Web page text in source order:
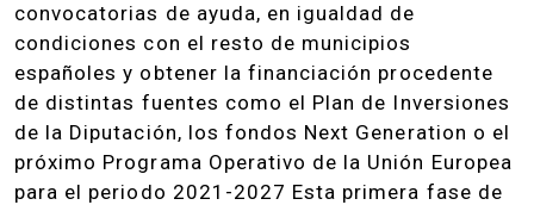
convocatorias de ayuda, en igualdad de
condiciones con el resto de municipios
españoles y obtener la financiación procedente
de distintas fuentes como el Plan de Inversiones
de la Diputación, los fondos Next Generation o el
próximo Programa Operativo de la Unión Europea
para el periodo 2021-2027 Esta primera fase de